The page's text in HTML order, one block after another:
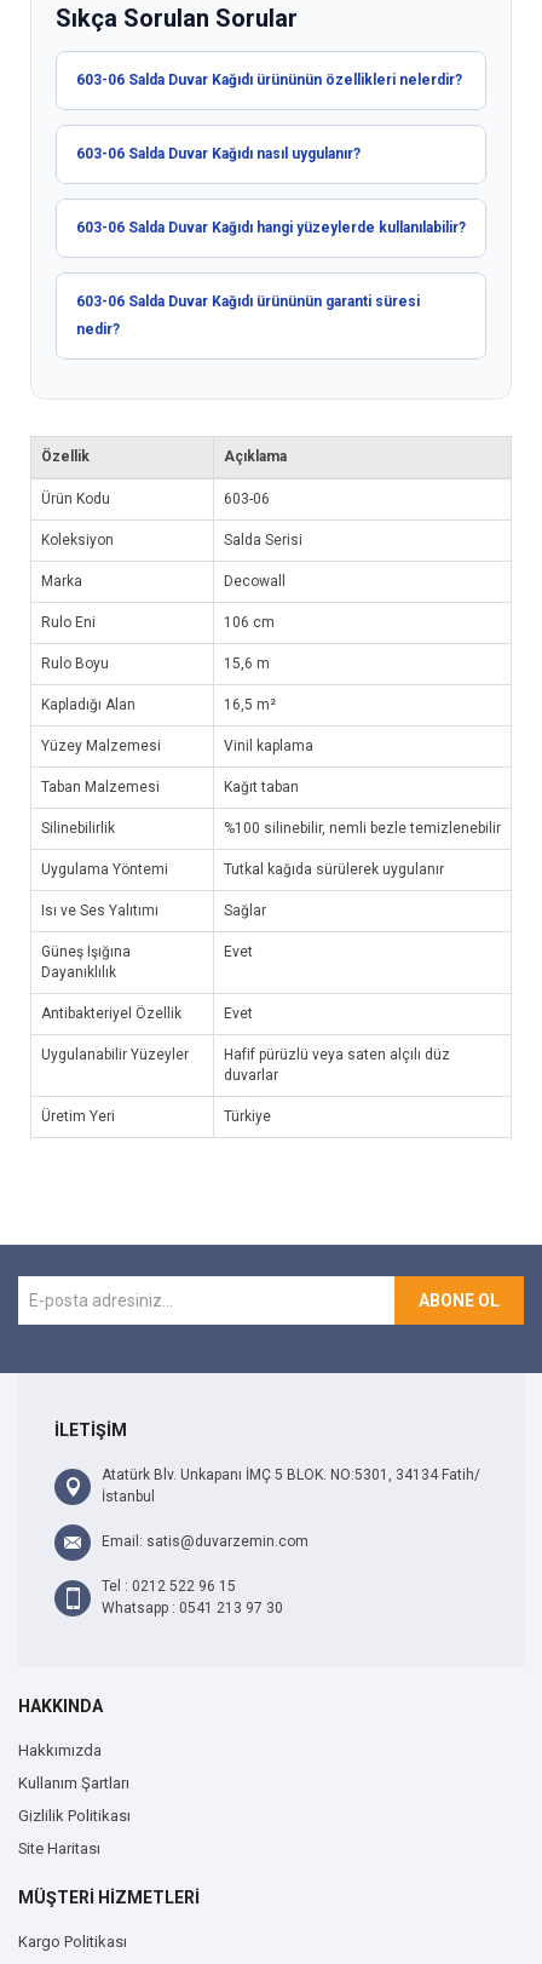
Sıkça Sorulan Sorular
603-06 Salda Duvar Kağıdı ürününün özellikleri nelerdir?
603-06 Salda Duvar Kağıdı nasıl uygulanır?
603-06 Salda Duvar Kağıdı hangi yüzeylerde kullanılabilir?
603-06 Salda Duvar Kağıdı ürününün garanti süresi
nedir?
Özellik Açıklama
Ürün Kodu 603-06
Koleksiyon Salda Serisi
Marka Decowall
Rulo Eni 106 cm
Rulo Boyu 15,6 m
Kapladığı Alan 16,5 m²
Yüzey Malzemesi Vinil kaplama
Taban Malzemesi Kağıt taban
Silinebilirlik %100 silinebilir, nemli bezle temizlenebilir
Uygulama Yöntemi Tutkal kağıda sürülerek uygulanır
Isı ve Ses Yalıtımı Sağlar
Güneş Işığına
Dayanıklılık
Evet
Antibakteriyel Özellik Evet
Uygulanabilir Yüzeyler
Hafif pürüzlü veya saten alçılı düz
duvarlar
Üretim Yeri Türkiye
ABONE OL
İLETİŞİM
Atatürk Blv. Unkapanı İMÇ 5 BLOK. NO:5301, 34134 Fatih/
İstanbul
Email: satis@duvarzemin.com
Tel : 0212 522 96 15
Whatsapp : 0541 213 97 30
HAKKINDA
Hakkımızda
Kullanım Şartları
Gizlilik Politikası
Site Haritası
MÜŞTERİ HİZMETLERİ
Kargo Politikası